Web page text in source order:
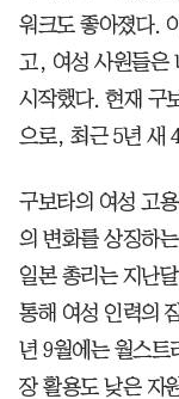
워크도 좋아졌다.
고, 여성 사원들은
시작했다. 현재 구
으로, 최근 5년 새
구보타의 여성 고
의 변화를 상징하
일본 총리는 지난
통해 여성 인력의
년 9월에는 월스트
장 활용도 낮은 자